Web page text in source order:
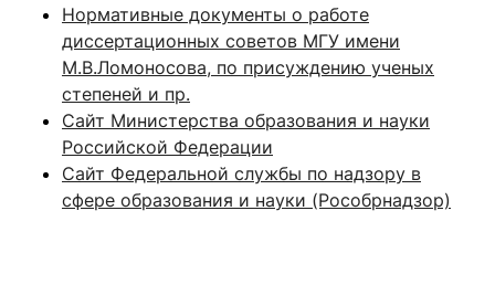
Нормативные документы о работе
диссертационных советов МГУ имени
М.В.Ломоносова, по присуждению ученых
степеней и пр.
Сайт Министерства образования и науки
Российской Федерации
Сайт Федеральной службы по надзору в
сфере образования и науки (Рособрнадзор)